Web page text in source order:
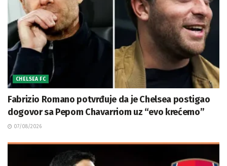
CHELSEA FC
Fabrizio Romano potvrđuje da je Chelsea postigao
dogovor sa Pepom Chavarriom uz “evo krećemo”
07/08/2026